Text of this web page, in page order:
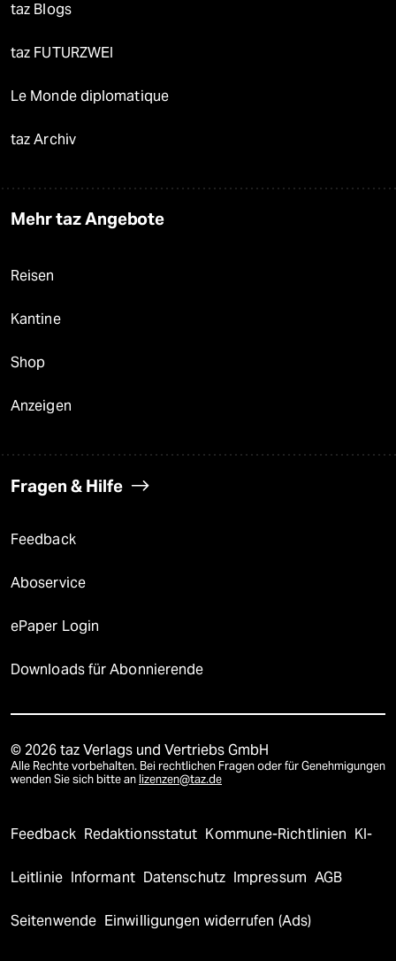
taz Blogs
taz FUTURZWEI
Le Monde diplomatique
taz Archiv
Mehr taz Angebote
Reisen
Kantine
Shop
Anzeigen
Fragen & Hilfe
Feedback
Aboservice
ePaper Login
Downloads für Abonnierende
© 2026 taz Verlags und Vertriebs GmbH
Alle Rechte vorbehalten. Bei rechtlichen Fragen oder für Genehmigungen
wenden Sie sich bitte an lizenzen@taz.de
Feedback Redaktionsstatut Kommune-Richtlinien KI-
Leitlinie Informant Datenschutz Impressum AGB
Seitenwende Einwilligungen widerrufen (Ads)